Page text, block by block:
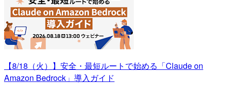
【8/18（火）】安全・最短ルートで始める「Claude on
Amazon Bedrock」導入ガイド